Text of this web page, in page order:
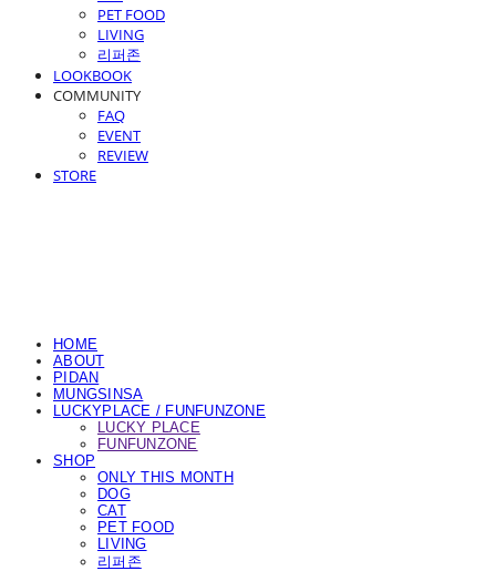
PET FOOD
LIVING
리퍼존
LOOKBOOK
COMMUNITY
FAQ
EVENT
REVIEW
STORE
HOME
ABOUT
PIDAN
MUNGSINSA
LUCKYPLACE / FUNFUNZONE
LUCKY PLACE
FUNFUNZONE
SHOP
ONLY THIS MONTH
DOG
CAT
PET FOOD
LIVING
리퍼존